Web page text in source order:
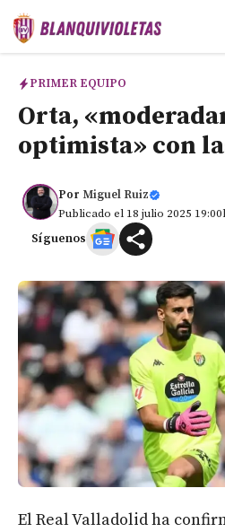
Saltar
PRIMER EQUIPO
Orta,
optimista» con
Por Miguel Ruiz
Publicado el 18 julio 2025
Síguenos
El Real Valladolid ha